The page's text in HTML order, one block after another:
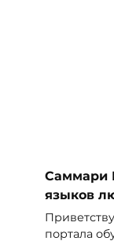
Саммари
языков
портала